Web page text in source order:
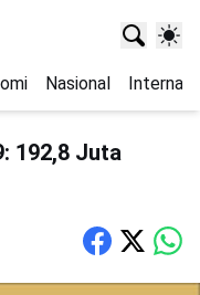
Nasional
192,8 Juta